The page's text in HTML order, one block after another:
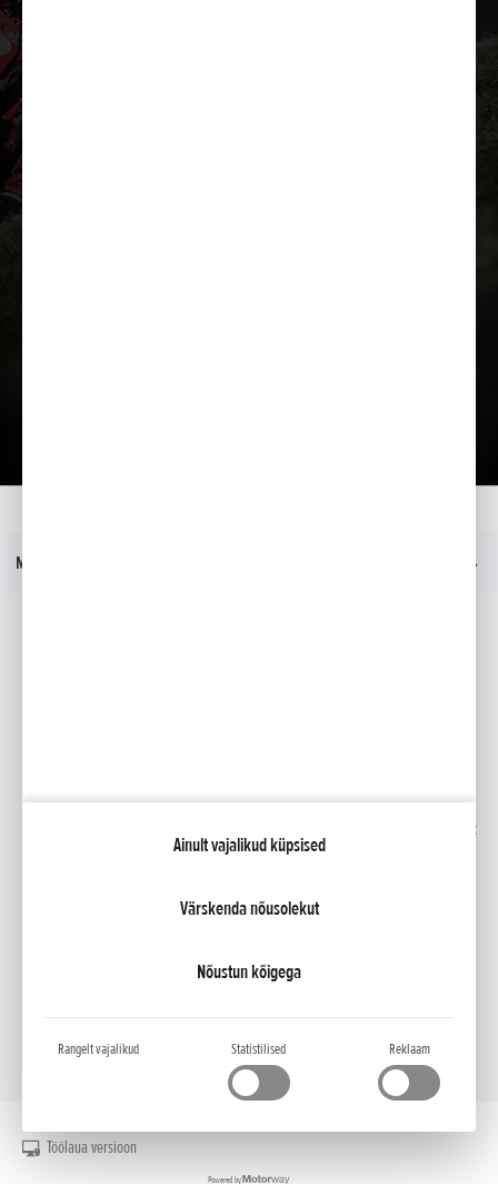
Ainult vajalikud küpsised
Värskenda nõusolekut
Nõustun kõigega
Rangelt vajalikud Statistilised Reklaam
Menüü
Honda RoadSync
Privaatsustingimused ja küpsiste poliitika
Töölaua versioon
Powered by